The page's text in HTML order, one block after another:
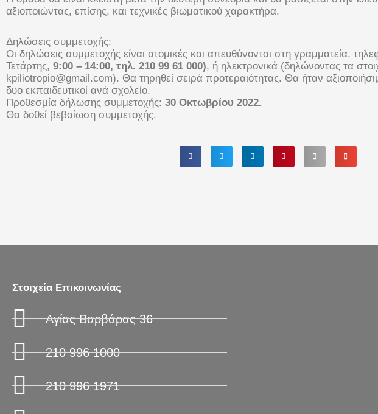
αξιοποιώντας, επίσης, και τεχνικές βιωματικού χαρακτήρα.
Δηλώσεις συμμετοχής:
Οι δηλώσεις συμμετοχής είναι ατομικές και απευθύνονται στη γραμματεία,
Τετάρτης, 9:00 – 14:00, τηλ. 210 99 61 000), ή ηλεκτρονικά (δηλώνοντας τα
kpiliotropio@gmail.com). Θα τηρηθεί σειρά προτεραιότητας. Θα ήταν
δυο εκπαιδευτικοί ανά σχολείο.
Προθεσμία δήλωσης συμμετοχής: 30 Οκτωβρίου 2022.
Θα δοθεί βεβαίωση συμμετοχής.
Στοιχεία Επικοινωνίας
Αγίας Βαρβάρας 36
210 996 1000
210 996 1971